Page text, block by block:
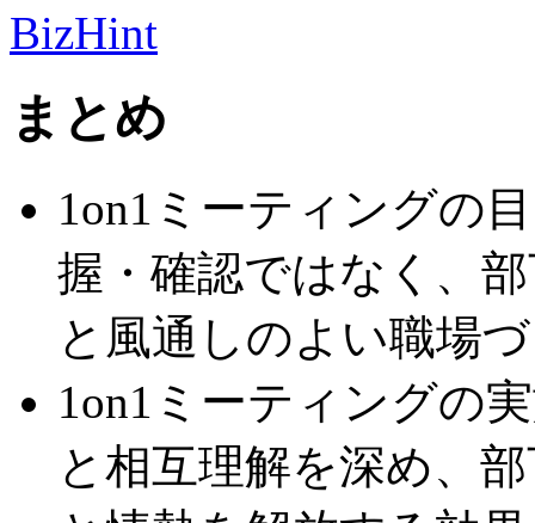
BizHint
まとめ
1on1ミーティングの
握・確認ではなく、
と風通しのよい職場
1on1ミーティングの
と相互理解を深め、